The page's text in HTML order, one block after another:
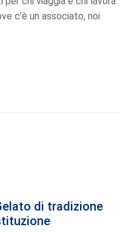
c’è un associato, noi
di tradizione